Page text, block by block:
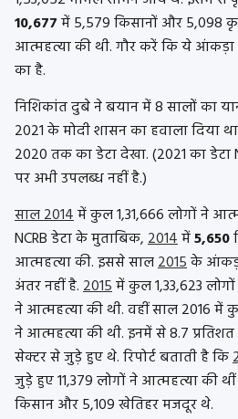
10,677में 5,579 किसानों और 5,098
आत्महत्या की थी. गौर करें कि ये आंकड़ा
का है.
निशिकांत दुबे ने बयान में 8 सालों का
2021 के मोदी शासन का हवाला दिया
2020 तक का डेटा देखा. (2021 का डेटा
पर अभी उपलब्ध नहीं है.)
साल 2014में कुल 1,31,666 लोगों ने
NCRB डेटा के मुताबिक,2014में5,650
आत्महत्या की. इससे साल2015के
अंतर नहीं है.2015में कुल 1,33,623
ने आत्महत्या की थी. वहीं साल 2016 में
ने आत्महत्या की थी. इनमें से 8.7
सेक्टर से जुड़े हुए थे. रिपोर्ट बताती है कि
जुड़े हुए 11,379 लोगों ने आत्महत्या की
किसान और 5,109 खेतिहर मजदूर थे.